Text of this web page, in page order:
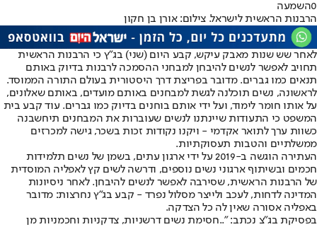
0השמעה
הרבנות הראשית לישראל. צילום: אורן בן חקון
לאחר שש שנות מאבק עיקש, קבע היום (שני) בג"ץ כי הרבנות הראשית
תחויב לאפשר לנשים להיבחן למבחני ההסמכה לרבנות בדיוק באותם
תנאים כמו גברים. מדובר בפריצת דרך היסטורית בעולם התורה הממוסד.
לראשונה, נשים תוכלנה לגשת למבחנים באותם מועדים, באותם שאלונים,
על אותו חומר לימוד, ועל ידי אותם בוחנים בדיוק כמו גברים. עוד קבע בית
המשפט כי התעודות שיינתנו לנשים שעוברות את המבחנים תיחשבנה
כשוות ערך לתואר אקדמי - ויקנו נקודות זכות בשכר, גישה למכרזים
ממשלתיים והטבות תעסוקתיות.
העתירה הוגשה ב-2019 על ידי ארגון עתים, בשמן של נשים תלמידות
חכמים ובשיתוף ארגוני נשים נוספים, ודרשה לשים קץ לאפליה המוסדית
של הרבנות הראשית, שסירבה לאפשר לנשים להיבחן. לאחר ניסיונות
המדינה לדחות, לעכב ולייצר מסלול נפרד - קבע בג"ץ נחרצות: מדובר
באפליה אסורה שאין לה כל הצדקה.
בפסיקת בג"צ נכתב: "..חסימת נשים דרשניות, צדקניות וחכמניות מן